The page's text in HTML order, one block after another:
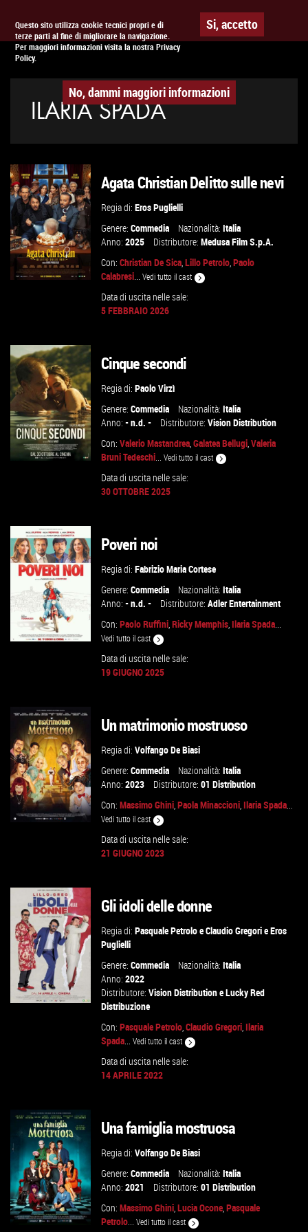
Questo sito utilizza cookie tecnici propri e di
terze parti al fine di migliorare la navigazione.
Per maggiori informazioni visita la nostra Privacy
Policy.
Si, accetto
No, dammi maggiori informazioni
APPUNTAMENTO AL CINEMA
ILARIA SPADA
VAI ALLA SCHEDA
Agata Christian Delitto sulle nevi
Regia di:Eros Puglielli
Genere:Commedia Nazionalità:Italia
Anno:2025 Distributore:Medusa Film S.p.A.
Con:Christian De Sica,Lillo Petrolo,Paolo
Calabresi...Vedi tutto il cast
Data di uscita nelle sale:
5 FEBBRAIO 2026
TROVA IL CINEMA
VAI ALLA SCHEDA
Cinque secondi
Regia di:Paolo Virzì
Genere:Commedia Nazionalità:Italia
Anno:- n.d. - Distributore:Vision Distribution
Con:Valerio Mastandrea,Galatea Bellugi,Valeria
Bruni Tedeschi...Vedi tutto il cast
Data di uscita nelle sale:
30 OTTOBRE 2025
VAI ALLA SCHEDA
Poveri noi
Regia di:Fabrizio Maria Cortese
Genere:Commedia Nazionalità:Italia
Anno:- n.d. - Distributore:Adler Entertainment
Con:Paolo Ruffini,Ricky Memphis,Ilaria Spada...
Vedi tutto il cast
Data di uscita nelle sale:
19 GIUGNO 2025
VAI ALLA SCHEDA
Un matrimonio mostruoso
Regia di:Volfango De Biasi
Genere:Commedia Nazionalità:Italia
Anno:2023 Distributore:01 Distribution
Con:Massimo Ghini,Paola Minaccioni,Ilaria Spada...
Vedi tutto il cast
Data di uscita nelle sale:
21 GIUGNO 2023
Gli idoli delle donne
Regia di:Pasquale PetroloeClaudio GregorieEros
Puglielli
Genere:Commedia Nazionalità:Italia
Anno:2022
Distributore:Vision DistributioneLucky Red
Distribuzione
Con:Pasquale Petrolo,Claudio Gregori,Ilaria
Spada...Vedi tutto il cast
Data di uscita nelle sale:
14 APRILE 2022
Una famiglia mostruosa
Regia di:Volfango De Biasi
Genere:Commedia Nazionalità:Italia
Anno:2021 Distributore:01 Distribution
Con:Massimo Ghini,Lucia Ocone,Pasquale
Petrolo...Vedi tutto il cast